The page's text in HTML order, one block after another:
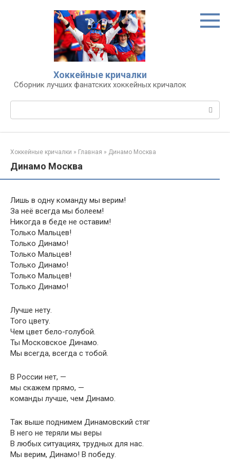
Хоккейные кричалки
Сборник лучших фанатских хоккейных кричалок
Хоккейные кричалки » Главная » Динамо Москва
Динамо Москва
Лишь в одну команду мы верим!
За неё всегда мы болеем!
Никогда в беде не оставим!
Только Мальцев!
Только Динамо!
Только Мальцев!
Только Динамо!
Только Мальцев!
Только Динамо!
Лучше нету.
Того цвету.
Чем цвет бело-голубой.
Ты Московское Динамо.
Мы всегда, всегда с тобой.
В России нет, —
мы скажем прямо, —
команды лучше, чем Динамо.
Так выше поднимем Динамовский стяг
В него не теряли мы веры
В любых ситуациях, трудных для нас.
Мы верим, Динамо! В победу.